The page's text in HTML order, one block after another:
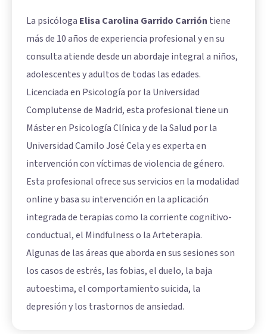
La psicóloga Elisa Carolina Garrido Carrión tiene
más de 10 años de experiencia profesional y en su
consulta atiende desde un abordaje integral a niños,
adolescentes y adultos de todas las edades.
Licenciada en Psicología por la Universidad
Complutense de Madrid, esta profesional tiene un
Máster en Psicología Clínica y de la Salud por la
Universidad Camilo José Cela y es experta en
intervención con víctimas de violencia de género.
Esta profesional ofrece sus servicios en la modalidad
online y basa su intervención en la aplicación
integrada de terapias como la corriente cognitivo-
conductual, el Mindfulness o la Arteterapia.
Algunas de las áreas que aborda en sus sesiones son
los casos de estrés, las fobias, el duelo, la baja
autoestima, el comportamiento suicida, la
depresión y los trastornos de ansiedad.